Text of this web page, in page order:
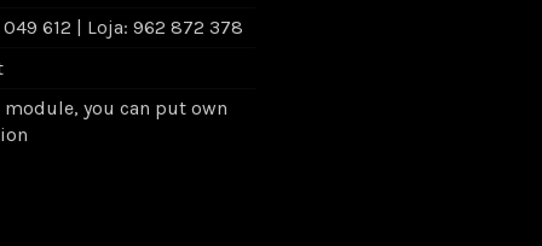
612 | Loja: 962 872 378
you can put own